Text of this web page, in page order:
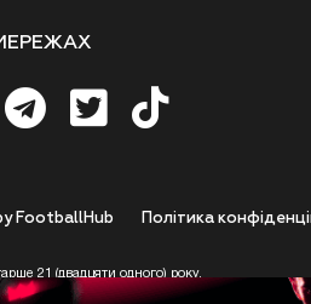
Полiтика
FootballHub
21 (двадцяти одного) року.
цим підтверджує, що досяг 21-річного